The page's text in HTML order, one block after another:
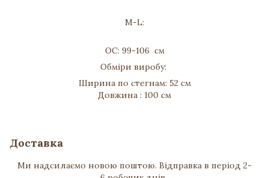
M-L:
ОС: 99-106 см
Обміри виробу:
Ширина по стегнам: 52 см
Довжина : 100 см
Доставка
Ми надсилаємо новою поштою. Відправка в період 2-